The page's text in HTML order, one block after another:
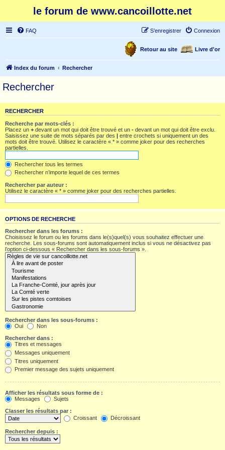
le forum de www.cancoillotte.net
FAQ Connexion
S’enregistrer
Livre d'or
Retour au site
Index du forum Rechercher
Rechercher
RECHERCHER
Recherche par mots-clés :
Placez un + devant un mot qui doit être trouvé et un - devant un mot qui doit être exclu.
Saisissez une suite de mots séparés par des | entre crochets si uniquement un des
mots doit être trouvé. Utilisez le caractère « * » comme joker pour des recherches
partielles.
Rechercher tous les termes
Rechercher n’importe lequel de ces termes
Rechercher par auteur :
Utilisez le caractère « * » comme joker pour des recherches partielles.
OPTIONS DE RECHERCHE
Rechercher dans les forums :
Choisissez le forum ou les forums dans le(s)quel(s) vous souhaitez effectuer une
recherche. Les sous-forums sont automatiquement inclus si vous ne désactivez pas
l’option ci-dessous « Rechercher dans les sous-forums ».
Rechercher dans les sous-forums :
Oui
Non
Rechercher dans :
Titres et messages
Messages uniquement
Titres uniquement
Premier message des sujets uniquement
Afficher les résultats sous forme de :
Messages
Sujets
Classer les résultats par :
Croissant
Décroissant
Rechercher depuis :